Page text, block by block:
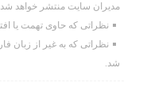
مدیران سایت منتشر خواهد
نظراتی که حاوی تهمت یا
نظراتی که به غیر از زبان
شد.